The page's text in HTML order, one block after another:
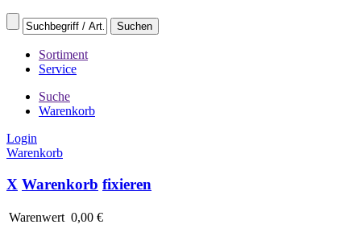
Sortiment
Service
Suche
Warenkorb
Login
Warenkorb
X Warenkorb fixieren
Warenwert 0,00 €